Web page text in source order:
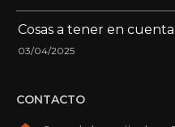
Cosas a tener en
03/04/2025
CONTACTO